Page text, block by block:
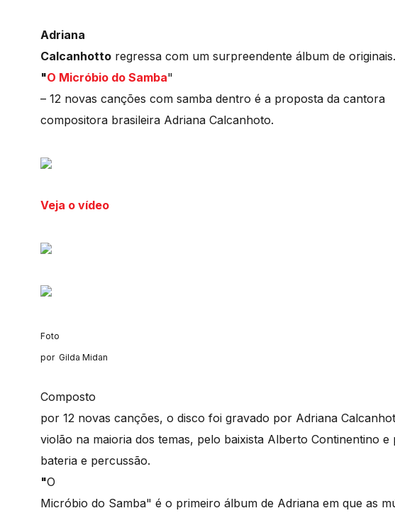
Adriana
Calcanhotto regressa com um surpreendente álbum de originais.
"O Micróbio do Samba"
– 12 novas canções com samba dentro é a proposta da cantora
compositora brasileira Adriana Calcanhoto.
Veja o vídeo
Foto
por Gilda Midan
Composto
por 12 novas canções, o disco foi gravado por Adriana
violão na maioria dos temas, pelo baixista Alberto Continentino
bateria e percussão.
"O
Micróbio do Samba" é o primeiro álbum de Adriana em que as